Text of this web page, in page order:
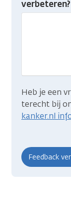
gevonden
verbeteren?
Heb je een
terecht bij
kanker.nl